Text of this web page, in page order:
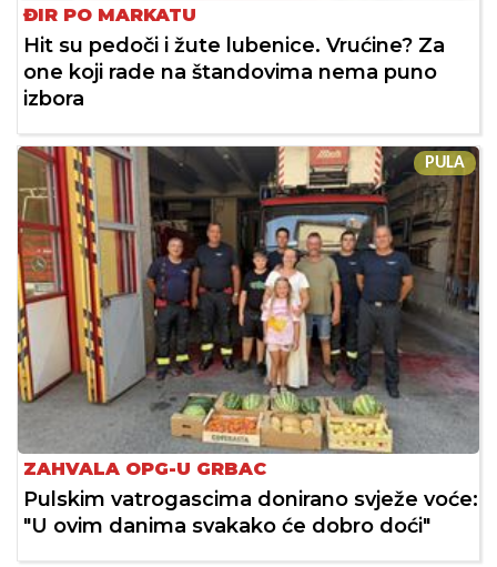
ĐIR PO MARKATU
Hit su pedoči i žute lubenice. Vrućine? Za
one koji rade na štandovima nema puno
izbora
PULA
ZAHVALA OPG-U GRBAC
Pulskim vatrogascima donirano svježe voće:
"U ovim danima svakako će dobro doći"